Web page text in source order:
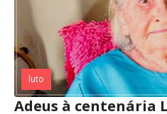
luto
Adeus à centenária